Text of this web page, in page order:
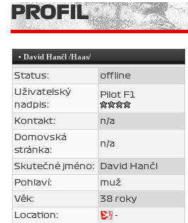
PROFIL
• David Hančl /Haas/
Status:
offline
Uživatelský
nadpis:
Pilot F1
Kontakt:
n/a
Domovská
stránka:
n/a
Skutečné jméno:
David Hančl
Pohlaví:
muž
Věk:
38 roky
Location:
-